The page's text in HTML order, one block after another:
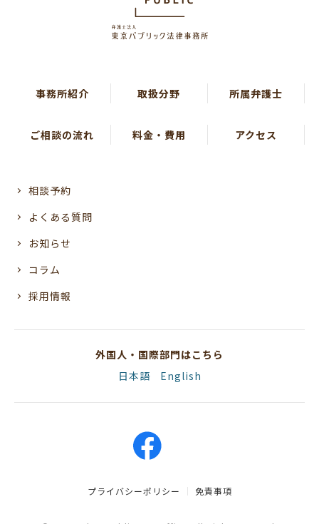
事務所紹介 取扱分野 所属弁護士
ご相談の流れ 料金・費用 アクセス
相談予約
よくある質問
お知らせ
コラム
採用情報
外国人・国際部門はこちら
日本語
English
プライバシーポリシー 免責事項